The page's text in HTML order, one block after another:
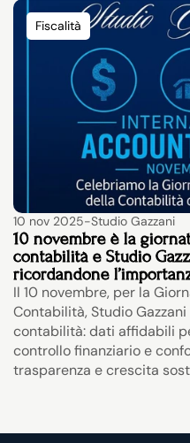
Fiscalità
10 nov 2025-Studio Gazzani
10 novembre è la
contabilità e Studio
ricordandone
Il 10 novembre, per la
Contabilità, Studio
contabilità: dati affidabili
controllo finanziario e
trasparenza e crescita